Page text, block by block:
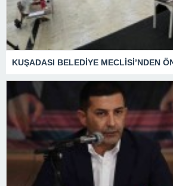
KUŞADASI BELEDİYE MECLİSİ’NDEN